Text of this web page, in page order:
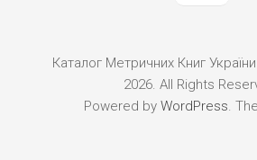
Каталог Метричних Книг
2026. All Rights
Powered by WordPress.